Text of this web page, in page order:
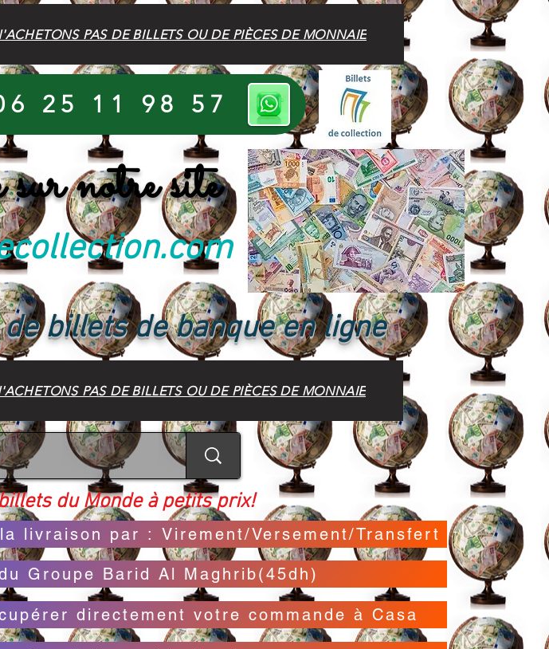
PAS DE BILLETS OU DE PIÈCES DE MONNAIE
25 11 98 57
notre site
billets de banque en ligne
PAS DE BILLETS OU DE PIÈCES DE MONNAIE
du Monde à petits prix!
livraison par : Virement/Versement/Transfert
Groupe Barid Al Maghrib(45dh)
directement votre commande à Casa